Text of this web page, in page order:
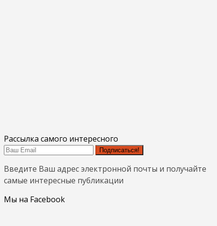
Рассылка самого интересного
Подписаться!
Введите Ваш адрес электронной почты и получайте
самые интересные публикации
Мы на Facebook